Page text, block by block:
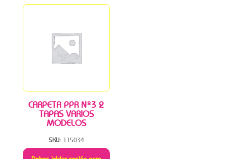
CARPETA PPR Nº3 2
TAPAS VARIOS
MODELOS
SKU: 115034